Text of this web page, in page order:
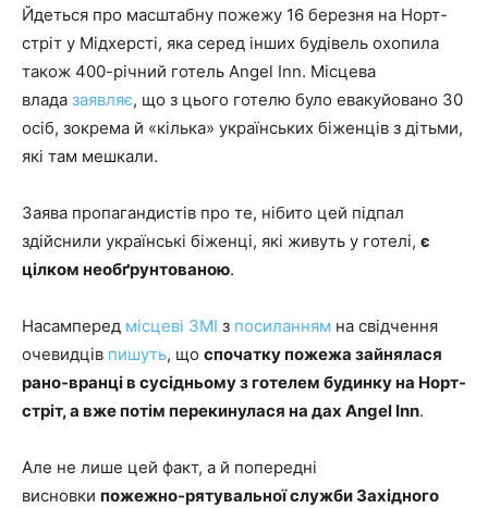
Йдеться про масштабну пожежу 16 березня на Норт-
стріт у Мідхерсті, яка серед інших будівель охопила
також 400-річний готель Angel Inn. Місцева
влада заявляє, що з цього готелю було евакуйовано 30
осіб, зокрема й «кілька» українських біженців з дітьми,
які там мешкали.
Заява пропагандистів про те, нібито цей підпал
здійснили українські біженці, які живуть у готелі, є
цілком необґрунтованою.
Насамперед місцеві ЗМІ з посиланням на свідчення
очевидців пишуть, що спочатку пожежа зайнялася
рано-вранці в сусідньому з готелем будинку на Норт-
стріт, а вже потім перекинулася на дах Angel Inn.
Але не лише цей факт, а й попередні
висновки пожежно-рятувальної служби Західного